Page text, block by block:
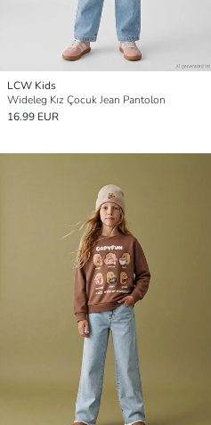
LCW Kids
Wideleg Kız Çocuk Jean Pantolon
16.99 EUR